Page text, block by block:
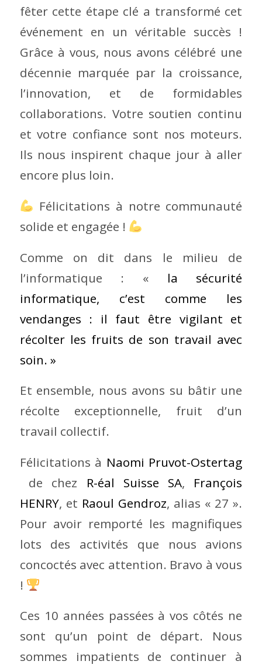
fêter cette étape clé a transformé cet
événement en un véritable succès !
Grâce à vous, nous avons célébré une
décennie marquée par la croissance,
l’innovation, et de formidables
collaborations. Votre soutien continu
et votre confiance sont nos moteurs.
Ils nous inspirent chaque jour à aller
encore plus loin.
Félicitations à notre communauté
solide et engagée !
Comme on dit dans le milieu de
l’informatique : « la sécurité
informatique, c’est comme les
vendanges : il faut être vigilant et
récolter les fruits de son travail avec
soin. »
Et ensemble, nous avons su bâtir une
récolte exceptionnelle, fruit d’un
travail collectif.
Félicitations à Naomi Pruvot-Ostertag
de chez R-éal Suisse SA, François
HENRY, et Raoul Gendroz, alias « 27 ».
Pour avoir remporté les magnifiques
lots des activités que nous avions
concoctés avec attention. Bravo à vous
!
Ces 10 années passées à vos côtés ne
sont qu’un point de départ. Nous
sommes impatients de continuer à